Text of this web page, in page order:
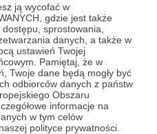
ją wycofać w
gdzie jest także
sprostowania,
danych, a także w
ustawień Twojej
Pamiętaj, że w
Twoje dane będą mogły być
odbiorców danych z państw
Obszaru
informacje na
w tym celów
polityce prywatności.
Dzień Patrona!
+7